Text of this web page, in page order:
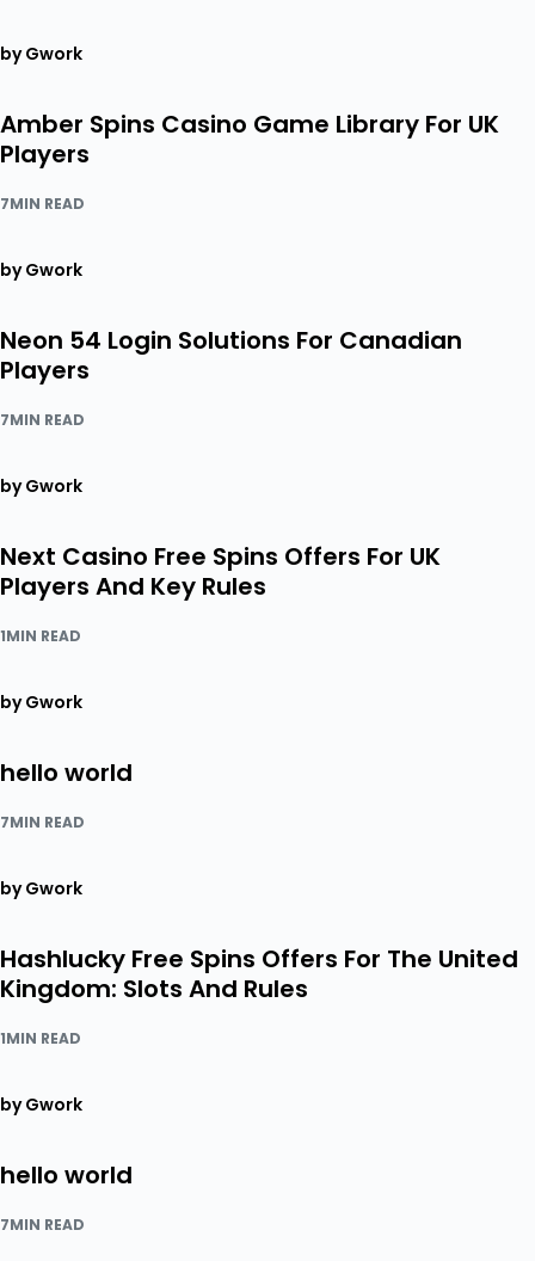
by Gwork
Amber Spins Casino Game Library For UK
Players
7MIN READ
by Gwork
Neon 54 Login Solutions For Canadian
Players
7MIN READ
by Gwork
Next Casino Free Spins Offers For UK
Players And Key Rules
1MIN READ
by Gwork
hello world
7MIN READ
by Gwork
Hashlucky Free Spins Offers For The United
Kingdom: Slots And Rules
1MIN READ
by Gwork
hello world
7MIN READ